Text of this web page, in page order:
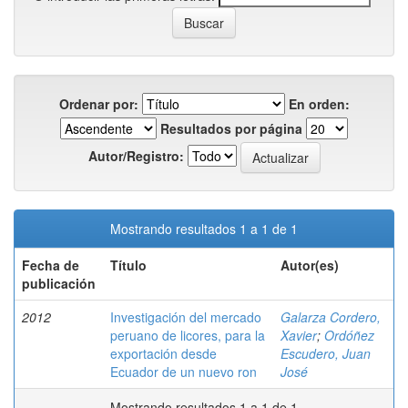
Ordenar por:
En orden:
Resultados por página
Autor/Registro:
Mostrando resultados 1 a 1 de 1
Fecha de
publicación
Título Autor(es)
2012
Investigación del mercado
peruano de licores, para la
exportación desde
Ecuador de un nuevo ron
Galarza Cordero,
Xavier; Ordóñez
Escudero, Juan
José